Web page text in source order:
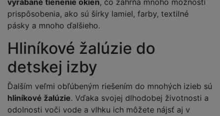
vyrábané tienenie okien, čo zahŕňa mnoho možností
prispôsobenia, ako sú šírky lamiel, farby, textilné
pásky a mnoho ďalšieho.
Hliníkové žalúzie do
detskej izby
Ďalším veľmi obľúbeným riešením do mnohých izieb sú
hliníkové žalúzie. Vďaka svojej dlhodobej životnosti a
odolnosti voči vode a vlhku ich môžete nájsť aj v